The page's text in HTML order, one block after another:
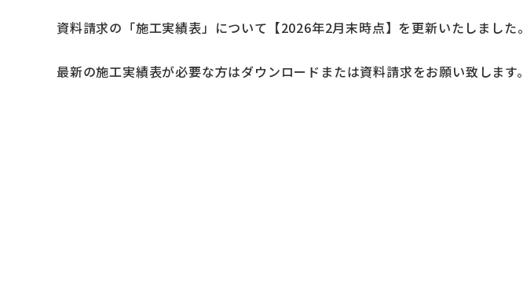
資料請求の「施工実績表」について【2026年2月末時点】を更新いたしました。
最新の施工実績表が必要な方はダウンロードまたは資料請求をお願い致します。